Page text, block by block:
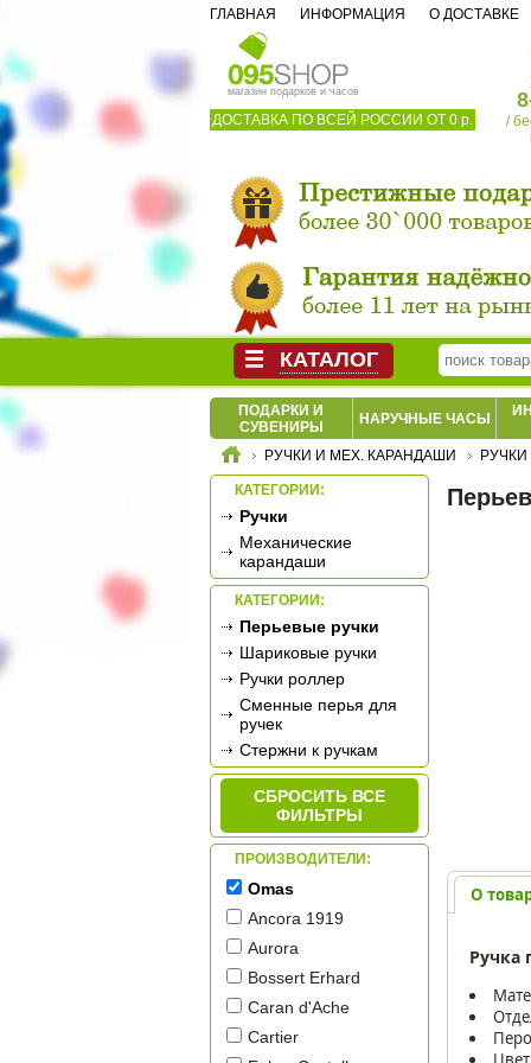
магазин подарков и часов
ДОСТАВКА ПО ВСЕЙ РОССИИ ОТ 0 р.
/
ГЛАВНАЯ ИНФОРМАЦИЯ О ДОСТАВКЕ
ПОДАРКИ И
СУВЕНИРЫ
НАРУЧНЫЕ ЧАСЫ
РУЧКИ И МЕХ. КАРАНДАШИ РУЧКИ
КАТЕГОРИИ:
Ручки
Механические
карандаши
КАТЕГОРИИ:
Перьевые ручки
Шариковые ручки
Ручки роллер
Сменные перья для
ручек
Стержни к ручкам
СБРОСИТЬ ВСЕ
ФИЛЬТРЫ
ПРОИЗВОДИТЕЛИ:
Omas
Ancora 1919
Aurora
Bossert Erhard
Caran d'Ache
Cartier
О
Ручка
КАТАЛОГ